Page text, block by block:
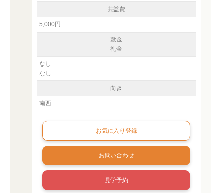
共益費
5,000円
敷金
礼金
なし
なし
向き
南西
お問い合わせ
見学予約